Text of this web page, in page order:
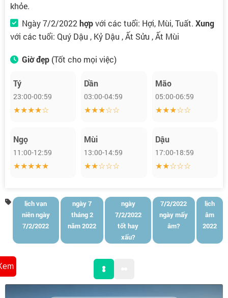
khỏe.
Ngày 7/2/2022 hợpvới các tuổi: Hợi, Mùi, Tuất. Xung
với các tuổi: Quý Dậu , Kỷ Dậu , Ất Sửu , Ất Mùi
Giờ đẹp (Tốt cho mọi việc)
Tý
23:00-00:59
★★★★☆
Dần
03:00-04:59
★★★☆☆
Mão
05:00-06:59
★★★☆☆
Ngọ
11:00-12:59
★★★★★
Mùi
13:00-14:59
★★☆☆☆
Dậu
17:00-18:59
★★☆☆☆
lịch vạn
niên ngày
7/2/2022
ngày 7
tháng 2
năm 2022
ngày
7/2/2022
tốt hay
xấu?
7/2/2022
ngày mấy
âm?
lịch
âm
2022